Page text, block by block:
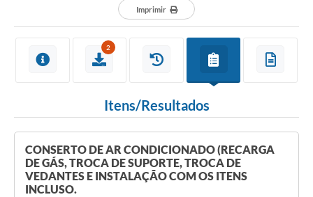
Esportes
Ouvidoria
Transparência
Imprimir
2
Itens/Resultados
CONSERTO DE AR CONDICIONADO (RECARGA
DE GÁS, TROCA DE SUPORTE, TROCA DE
VEDANTES E INSTALAÇÃO COM OS ITENS
INCLUSO.